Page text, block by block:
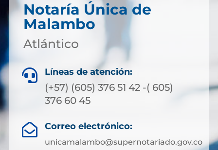
Notaría Única de
Malambo
Atlántico
 Líneas de atención:
(+57) (605) 376 51 42 -( 605)
376 60 45
 Correo electrónico:
unicamalambo@supernotariado.gov.co